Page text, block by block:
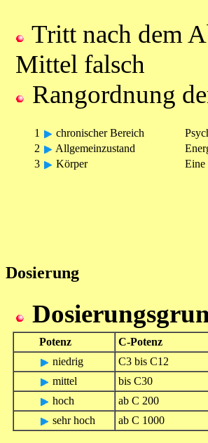
Tritt nach dem
Mittel falsch
Rangordnung
1 chronischer Bereich
2
Allgemeinzustand
3
Körper Eine
Dosierung
Potenz C-Potenz
niedrig
C3 bis C12
mittel
bis C30
hoch
ab C 200
sehr hoch
ab C 1000